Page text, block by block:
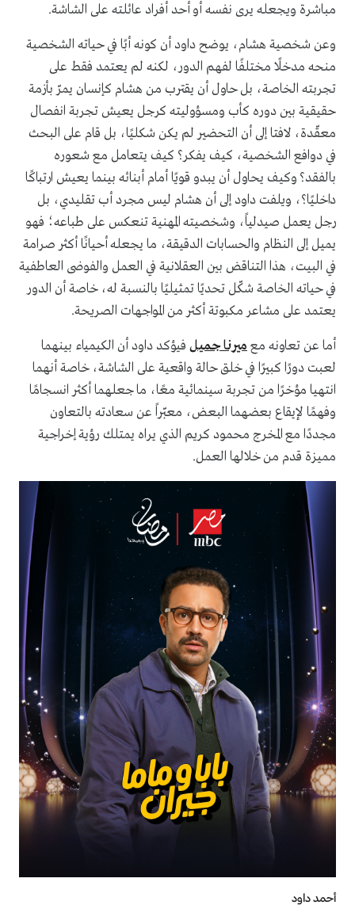
مباشرة ويجعله يرى نفسه أو أحد أفراد عائلته على الشاشة.
وعن شخصية هشام، يوضح داود أن كونه أبًا في حياته الشخصية
منحه مدخلًا مختلفًا لفهم الدور، لكنه لم يعتمد فقط على
تجربته الخاصة، بل حاول أن يقترب من هشام كإنسان يمرّ بأزمة
حقيقية بين دوره كأب ومسؤوليته كرجل يعيش تجربة انفصال
معقّدة، لافتا إلى أن التحضير لم يكن شكليًا، بل قام على البحث
في دوافع الشخصية، كيف يفكر؟ كيف يتعامل مع شعوره
بالفقد؟ وكيف يحاول أن يبدو قويًا أمام أبنائه بينما يعيش ارتباكًا
داخليًا؟، ويلفت داود إلى أن هشام ليس مجرد أب تقليدي، بل
رجل يعمل صيدلياً، وشخصيته المهنية تنعكس على طباعه؛ فهو
يميل إلى النظام والحسابات الدقيقة، ما يجعله أحيانًا أكثر صرامة
في البيت، هذا التناقض بين العقلانية في العمل والفوضى العاطفية
في حياته الخاصة شكّل تحديًا تمثيليًا بالنسبة له، خاصة أن الدور
يعتمد على مشاعر مكبوتة أكثر من المواجهات الصريحة.
أما عن تعاونه مع ميرنا جميل فيؤكد داود أن الكيمياء بينهما
لعبت دورًا كبيرًا في خلق حالة واقعية على الشاشة، خاصة أنهما
انتهيا مؤخرًا من تجربة سينمائية معًا، ما جعلهما أكثر انسجامًا
وفهمًا لإيقاع بعضهما البعض، معبّراً عن سعادته بالتعاون
مجددًا مع المخرج محمود كريم الذي يراه يمتلك رؤية إخراجية
مميزة قدم من خلالها العمل.
أحمد داود